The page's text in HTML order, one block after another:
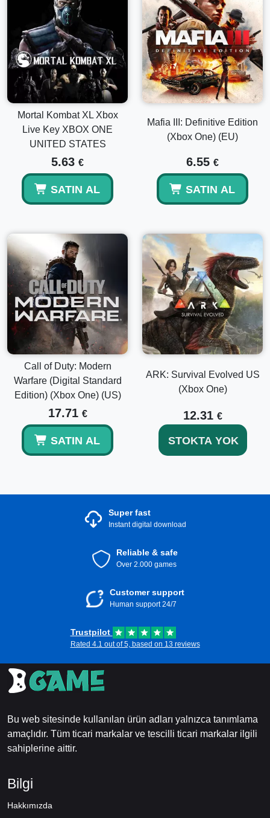
Mortal Kombat XL Xbox
Live Key XBOX ONE
UNITED STATES
5.63 €
SATIN AL
Mafia III: Definitive Edition
(Xbox One) (EU)
6.55 €
SATIN AL
Call of Duty: Modern
Warfare (Digital Standard
Edition) (Xbox One) (US)
17.71 €
SATIN AL
ARK: Survival Evolved US
(Xbox One)
12.31 €
STOKTA YOK
Super fast
Instant digital download
Reliable & safe
Over 2.000 games
Customer support
Human support 24/7
Trustpilot
Rated 4.1 out of 5, based on 13 reviews
Bu web sitesinde kullanılan ürün adları yalnızca tanımlama
amaçlıdır. Tüm ticari markalar ve tescilli ticari markalar ilgili
sahiplerine aittir.
Bilgi
Hakkımızda